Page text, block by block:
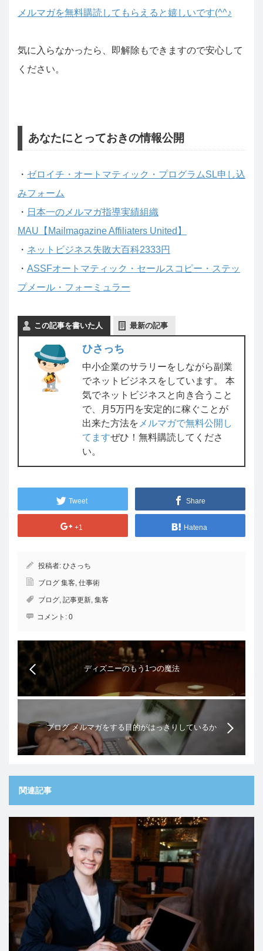
メルマガを無料購読してもらえると嬉しいです(^^♪
気に入らなかったら、即解除もできますので安心して
ください。
あなたにとっておきの情報公開
・ ゼロイチ・オートマティック・プログラムSL申し込
みフォーム
・ 日本一のメルマガ指導実績組織
MAU【Mailmagazine Affiliaters United】
・ ネットビジネス失敗大百科2333円
・ ASSFオートマティック・セールスコピー・ステッ
プメール・フォーミュラー
この記事を書いた人 最新の記事
ひさっち
中小企業のサラリーをしながら副業
でネットビジネスをしています。 本
気でネットビジネスと向き合うこと
で、月5万円を安定的に稼ぐことが
出来た方法を メルマガで無料公開し
てますぜひ！無料購読してくださ
い。
Tweet Share
+1 Hatena
投稿者: ひさっち
ブログ 集客 仕事術
ブログ 記事更新 集客
コメント: 0
ディズニーのもう1つの魔法
ブログ メルマガをする目的がはっきりしているか
関連記事